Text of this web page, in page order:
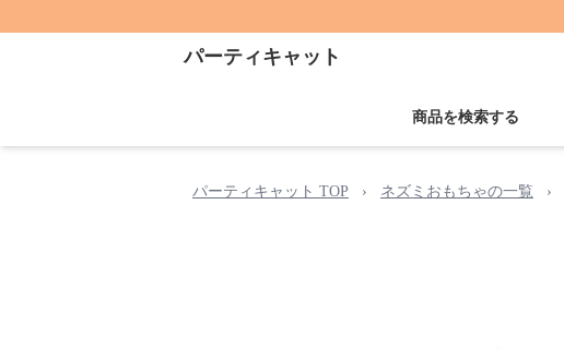
パーティキャット
商品を検索する
パーティキャット TOP › ネズミおもちゃの一覧 ›